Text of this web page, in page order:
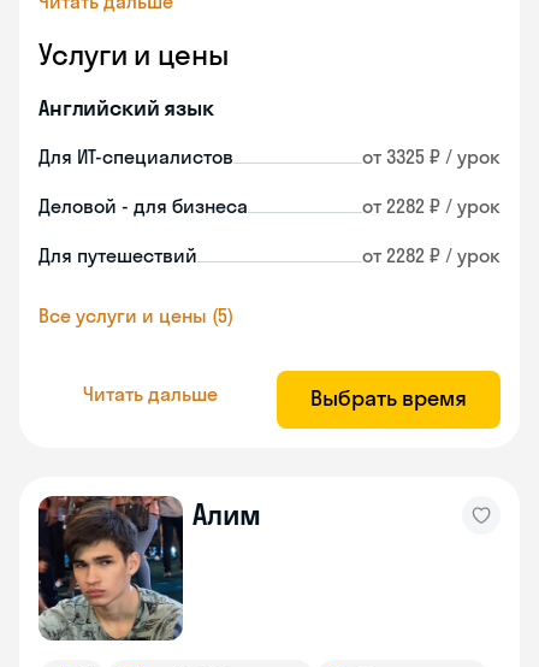
Услуги и цены
Английский язык
Для ИТ-специалистов от 3325 ₽ / урок
Деловой - для бизнеса от 2282 ₽ / урок
Для путешествий от 2282 ₽ / урок
Все услуги и цены (5)
Читать дальше Выбрать время
Алим